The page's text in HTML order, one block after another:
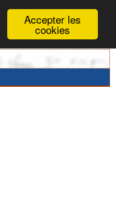
Accepter les
cookies